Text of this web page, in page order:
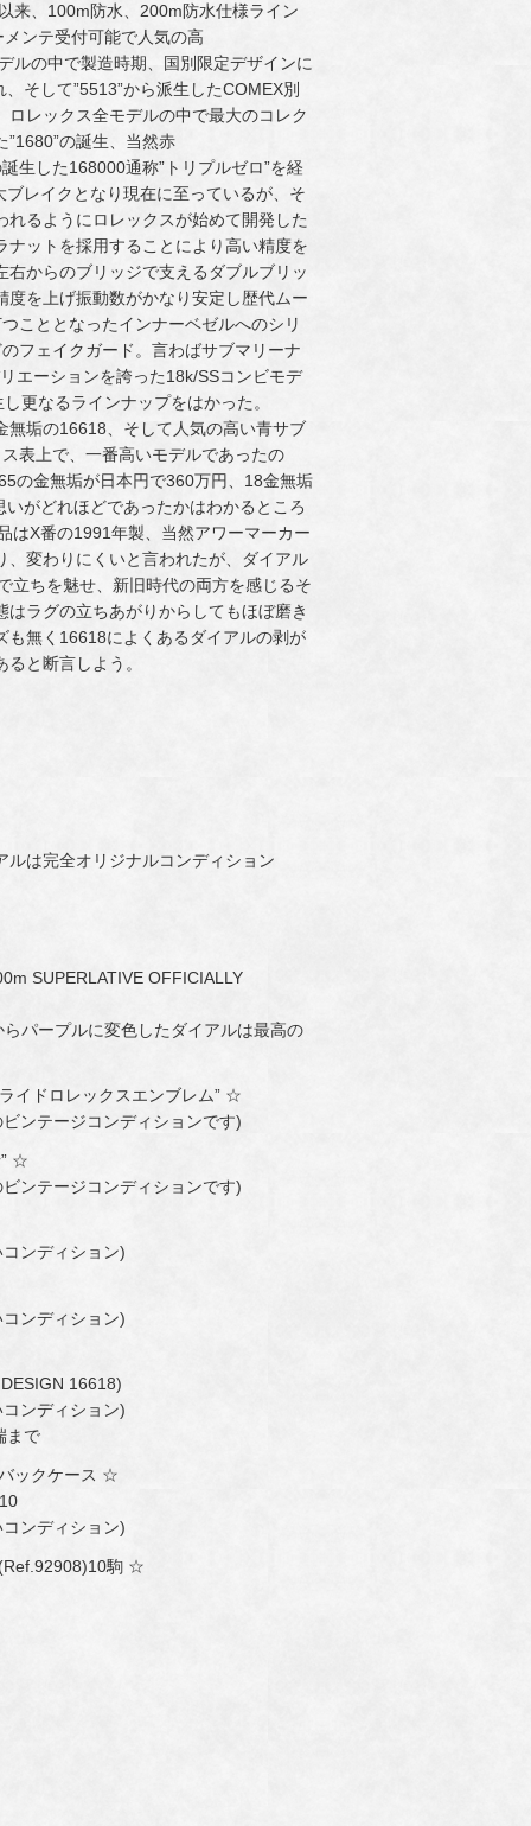
来、100m防水、200m防水仕様ライン
メンテ受付可能で人気の高
ルの中で製造時期、国別限定デザインに
そして”5513”から派生したCOMEX別
ロレックス全モデルの中で最大のコレク
の誕生、当然赤
生した168000通称”トリプルゼロ”を経
レイクとなり現在に至っているが、そ
るようにロレックスが始めて開発した
ットを採用することにより高い精度を
からのブリッジで支えるダブルブリッ
を上げ振動数がかなり安定し歴代ムー
こととなったインナーベゼルへのシリ
フェイクガード。言わばサブマリーナ
エーションを誇った18k/SSコンビモデ
更なるラインナップをはかった。
垢の16618、そして人気の高い青サブ
表上で、一番高いモデルであったの
の金無垢が日本円で360万円、18金無垢
がどれほどであったかはわかるところ
はX番の1991年製、当然アワーマーカー
変わりにくいと言われたが、ダイアル
立ちを魅せ、新旧時代の両方を感じるそ
ラグの立ちあがりからしてもほぼ磨き
も無く16618によくあるダイアルの剥が
と断言しよう。
は完全オリジナルコンディション
SUPERLATIVE OFFICIALLY
パープルに変色したダイアルは最高の
イドロレックスエンブレム” ☆
ンテージコンディションです)
” ☆
ンテージコンディションです)
ンディション)
ンディション)
16618)
ンディション)
まで
ックケース ☆
ンディション)
駒 ☆